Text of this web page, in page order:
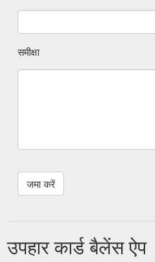
समीक्षा
उपहार कार्ड बैलेंस ऐप